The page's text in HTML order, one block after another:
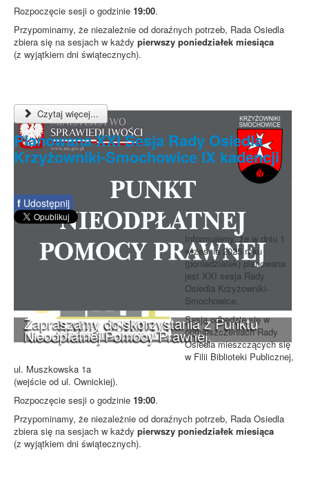
Zapraszamy do skorzystania z Punktu
Nieodpłatnej Pomocy Prawnej.
Rozpoczęcie sesji o godzinie 19:00.
Przypominamy, że niezależnie od doraźnych potrzeb, Rada Osiedla
zbiera się na sesjach w każdy pierwszy poniedziałek miesiąca
(z wyjątkiem dni świątecznych).
Czytaj więcej...
Planowana XXI Sesja Rady Osiedla
Krzyżowniki-Smochowice IX kadencji
f Udostępnij
Informujemy, że w dniu 1
września 2025 roku
(poniedziałek) planowana
jest XXI sesja Rady
Osiedla Krzyżowniki-
Smochowice.
Sesja odbędzie się w
pomieszczeniach Rady
Osiedla mieszczących się
w Filii Biblioteki Publicznej,
ul. Muszkowska 1a
(wejście od ul. Ownickiej).
Rozpoczęcie sesji o godzinie 19:00.
Przypominamy, że niezależnie od doraźnych potrzeb, Rada Osiedla
zbiera się na sesjach w każdy pierwszy poniedziałek miesiąca
(z wyjątkiem dni świątecznych).